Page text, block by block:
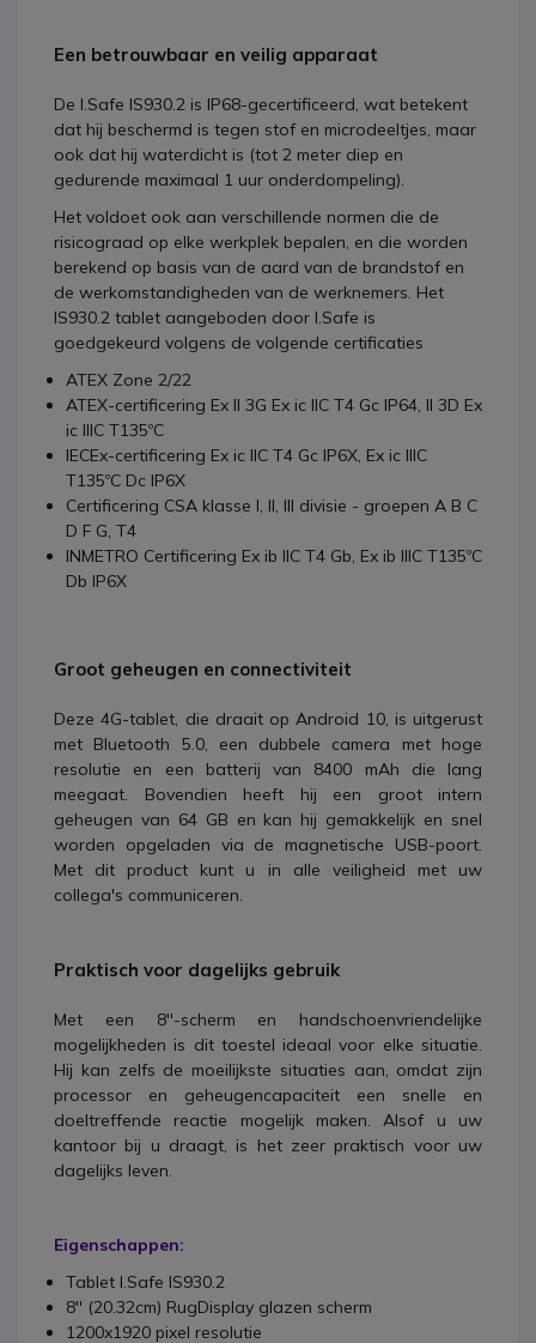
Een betrouwbaar en veilig apparaat
De I.Safe IS930.2 is IP68-gecertificeerd, wat betekent
dat hij beschermd is tegen stof en microdeeltjes, maar
ook dat hij waterdicht is (tot 2 meter diep en
gedurende maximaal 1 uur onderdompeling).
Het voldoet ook aan verschillende normen die de
risicograad op elke werkplek bepalen, en die worden
berekend op basis van de aard van de brandstof en
de werkomstandigheden van de werknemers. Het
IS930.2 tablet aangeboden door I.Safe is
goedgekeurd volgens de volgende certificaties
ATEX Zone 2/22
ATEX-certificering Ex II 3G Ex ic IIC T4 Gc IP64, II 3D Ex
ic IIIC T135ºC
IECEx-certificering Ex ic IIC T4 Gc IP6X, Ex ic IIIC
T135ºC Dc IP6X
Certificering CSA klasse I, II, III divisie - groepen A B C
D F G, T4
INMETRO Certificering Ex ib IIC T4 Gb, Ex ib IIIC T135ºC
Db IP6X
Groot geheugen en connectiviteit
Deze 4G-tablet, die draait op Android 10, is uitgerust
met Bluetooth 5.0, een dubbele camera met hoge
resolutie en een batterij van 8400 mAh die lang
meegaat. Bovendien heeft hij een groot intern
geheugen van 64 GB en kan hij gemakkelijk en snel
worden opgeladen via de magnetische USB-poort.
Met dit product kunt u in alle veiligheid met uw
collega's communiceren.
Praktisch voor dagelijks gebruik
Met een 8''-scherm en handschoenvriendelijke
mogelijkheden is dit toestel ideaal voor elke situatie.
Hij kan zelfs de moeilijkste situaties aan, omdat zijn
processor en geheugencapaciteit een snelle en
doeltreffende reactie mogelijk maken. Alsof u uw
kantoor bij u draagt, is het zeer praktisch voor uw
dagelijks leven.
Eigenschappen:
Tablet I.Safe IS930.2
8'' (20.32cm) RugDisplay glazen scherm
1200x1920 pixel resolutie